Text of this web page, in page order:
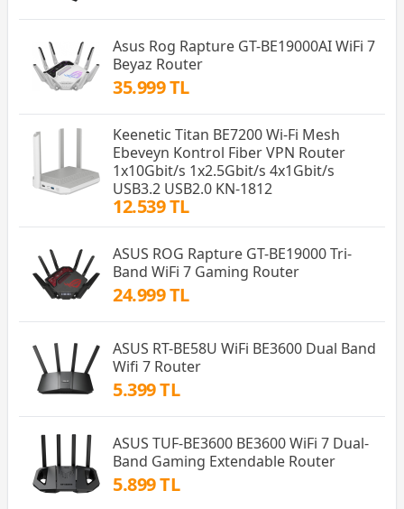
Asus Rog Rapture GT-BE19000AI WiFi 7
Beyaz Router
35.999 TL
Keenetic Titan BE7200 Wi-Fi Mesh
Ebeveyn Kontrol Fiber VPN Router
1x10Gbit/s 1x2.5Gbit/s 4x1Gbit/s
USB3.2 USB2.0 KN-1812
12.539 TL
ASUS ROG Rapture GT-BE19000 Tri-
Band WiFi 7 Gaming Router
24.999 TL
ASUS RT-BE58U WiFi BE3600 Dual Band
Wifi 7 Router
5.399 TL
ASUS TUF-BE3600 BE3600 WiFi 7 Dual-
Band Gaming Extendable Router
5.899 TL